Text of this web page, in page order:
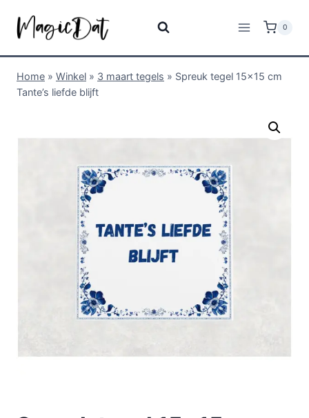
0
Home » Winkel » 3 maart tegels » Spreuk tegel 15×15 cm
Tante’s liefde blijft